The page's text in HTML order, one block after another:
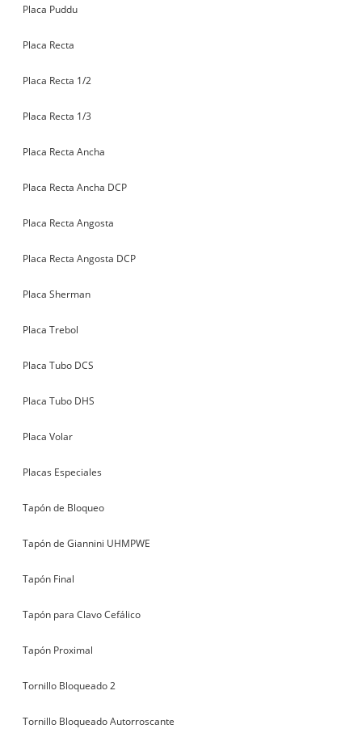
Placa Puddu
Placa Recta
Placa Recta 1/2
Placa Recta 1/3
Placa Recta Ancha
Placa Recta Ancha DCP
Placa Recta Angosta
Placa Recta Angosta DCP
Placa Sherman
Placa Trebol
Placa Tubo DCS
Placa Tubo DHS
Placa Volar
Placas Especiales
Tapón de Bloqueo
Tapón de Giannini UHMPWE
Tapón Final
Tapón para Clavo Cefálico
Tapón Proximal
Tornillo Bloqueado 2
Tornillo Bloqueado Autorroscante